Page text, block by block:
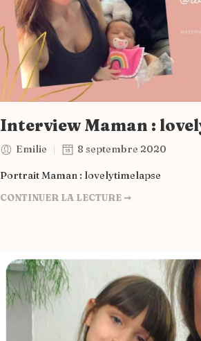
Interview Maman :
Emilie 8 septembre 2020
Portrait Maman : lovelytimelapse
CONTINUER LA LECTURE ➞